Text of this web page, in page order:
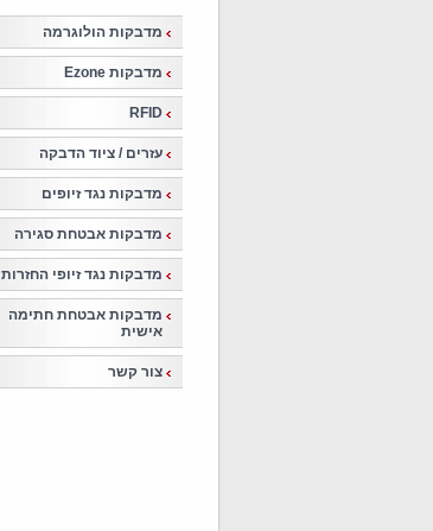
מדבקות הולוגרמה
מדבקות Ezone
RFID
עזרים / ציוד הדבקה
מדבקות נגד זיופים
מדבקות אבטחת סגירה
מדבקות נגד זיופי החזרות
מדבקות אבטחת חתימה
אישית
צור קשר